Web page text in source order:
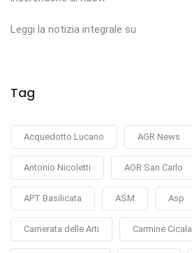
Leggi la notizia integrale su
Tag
Acquedotto Lucano AGR News
Antonio Nicoletti AOR San Carlo
APT Basilicata ASM Asp
Camerata delle Arti Carmine Cicala